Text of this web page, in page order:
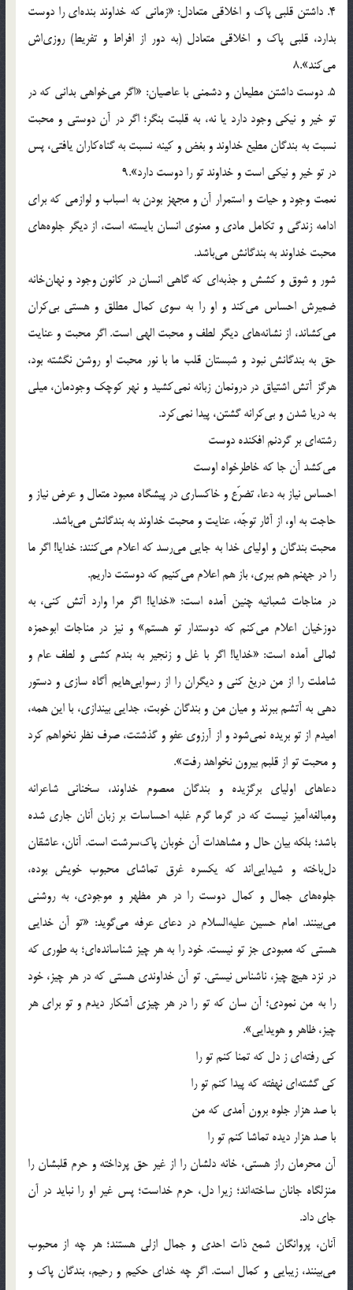
4. داشتن قلبى پاك و اخلاقى متعادل: «زمانى كه خداوند بنده‌اى را دوست
بدارد، قلبى پاك و اخلاقى متعادل (به دور از افراط و تفريط) روزى‌اش
مى‌كند».8
5. دوست داشتن مطيعان و دشمنى با عاصيان: «اگر مى‌خواهى بدانى كه در
تو خير و نيكى وجود دارد يا نه، به قلبت بنگر؛ اگر در آن دوستى و محبت
نسبت به بندگان مطيع خداوند و بغض و كينه نسبت به گناه‌كاران يافتى، پس
در تو خير و نيكى است و خداوند تو را دوست دارد».9
نعمت وجود و حيات و استمرار آن و مجهز بودن به اسباب و لوازمى كه براى
ادامه زندگى و تكامل مادى و معنوى انسان بايسته است، از ديگر جلوه‌هاى
محبت خداوند به بندگانش مى‌باشد.
شور و شوق و كشش و جذبه‌اى كه گاهى انسان در كانون وجود و نهان‌خانه
ضميرش احساس مى‌كند و او را به سوى كمال مطلق و هستى بى‌كران
مى‌كشاند، از نشانه‌هاى ديگر لطف و محبت الهى است. اگر محبت و عنايت
حق به بندگانش نبود و شبستان قلب ما با نور محبت او روشن نگشته بود،
هرگز آتش اشتياق در درونمان زبانه نمى‌كشيد و نهر كوچك وجودمان، ميلى
به دريا شدن و بى‌كرانه گشتن، پيدا نمى‌كرد.
رشته‌اى بر گردنم افكنده دوست
مى‌كشد آن جا كه خاطرخواه اوست‌
احساس نياز به دعا، تضرّع و خاكسارى در پيشگاه معبود متعال و عرض نياز و
حاجت به او، از آثار توجّه، عنايت و محبت خداوند به بندگانش مى‌باشد.
محبت بندگان و اولياى خدا به جايى مى‌رسد كه اعلام مى‌كنند: خدايا! اگر ما
را در جهنم هم ببرى، باز هم اعلام مى‌كنيم كه دوستت داريم.
در مناجات شعبانيه چنين آمده است: «خدايا! اگر مرا وارد آتش كنى، به
دوزخيان اعلام مى‌كنم كه دوستدار تو هستم» و نيز در مناجات ابوحمزه
ثمالى آمده است: «خدايا! اگر با غل و زنجير به بندم كشى و لطف عام و
شاملت را از من دريغ كنى و ديگران را از رسوايى‌هايم آگاه سازى و دستور
دهى به آتشم ببرند و ميان من و بندگان خوبت، جدايى بيندازى، با اين همه،
اميدم از تو بريده نمى‌شود و از آرزوى عفو و گذشتت، صرف نظر نخواهم كرد
و محبت تو از قلبم بيرون نخواهد رفت».
دعاهاى اولياى برگزيده و بندگان معصوم خداوند، سخنانى شاعرانه
ومبالغه‌آميز نيست كه در گرما گرم غلبه احساسات بر زبان آنان جارى شده
باشد؛ بلكه بيان حال و مشاهدات آن خوبان پاك‌سرشت است. آنان، عاشقان
دل‌باخته و شيدايى‌اند كه يكسره غرق تماشاى محبوب خويش بوده،
جلوه‌هاى جمال و كمال دوست را در هر مظهر و موجودى، به روشنى
مى‌بينند. امام حسين عليه‌السلام در دعاى عرفه مى‌گويد: «تو آن خدايى
هستى كه معبودى جز تو نيست. خود را به هر چيز شناسانده‌اى؛ به طورى كه
در نزد هيچ چيز، ناشناس نيستى. تو آن خداوندى هستى كه در هر چيز، خود
را به من نمودى؛ آن سان كه تو را در هر چيزى آشكار ديدم و تو براى هر
چيز، ظاهر و هويدايى».
كى رفته‌اى ز دل كه تمنا كنم تو را
كى گشته‌اى نهفته كه پيدا كنم تو را
با صد هزار جلوه برون آمدى كه من
با صد هزار ديده تماشا كنم تو را
آن محرمان راز هستى، خانه دلشان را از غير حق پرداخته و حرم قلبشان را
منزلگاه جانان ساخته‌اند؛ زيرا دل، حرم خداست؛ پس غير او را نبايد در آن
جاى داد.
آنان، پروانگان شمع ذات احدى و جمال ازلى هستند؛ هر چه از محبوب
مى‌بينند، زيبايى و كمال است. اگر چه خداى حكيم و رحيم، بندگان پاك و